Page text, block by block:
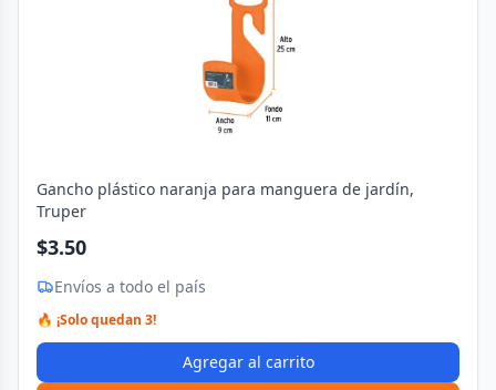
Gancho plástico naranja para manguera de jardín,
Truper
$3.50
Envíos a todo el país
🔥 ¡Solo quedan 3!
Agregar al carrito